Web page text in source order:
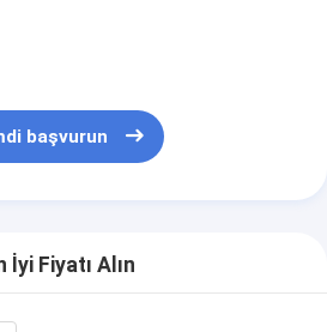
başvurun
İyi Fiyatı Alın